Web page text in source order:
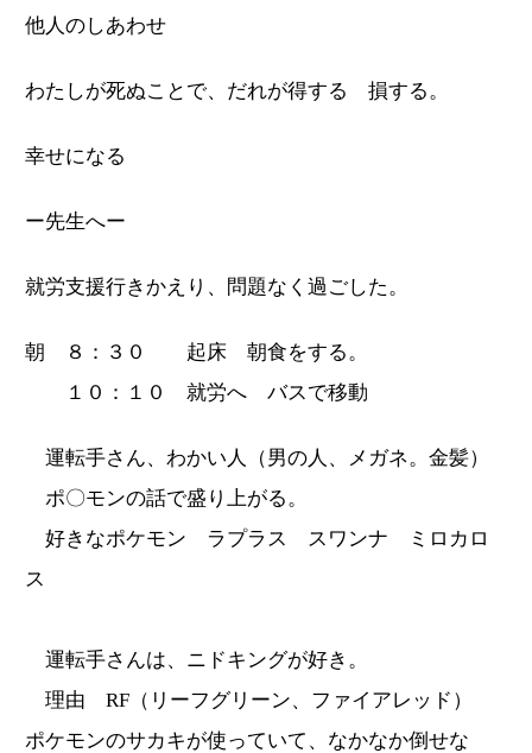
他人のしあわせ
わたしが死ぬことで、だれが得する 損する。
幸せになる
ー先生へー
就労支援行きかえり、問題なく過ごした。
朝 ８：３０ 起床 朝食をする。
１０：１０ 就労へ バスで移動
運転手さん、わかい人（男の人、メガネ。金髪）
ポ〇モンの話で盛り上がる。
好きなポケモン ラプラス スワンナ ミロカロ
ス
運転手さんは、ニドキングが好き。
理由 RF（リーフグリーン、ファイアレッド）
ポケモンのサカキが使っていて、なかなか倒せな